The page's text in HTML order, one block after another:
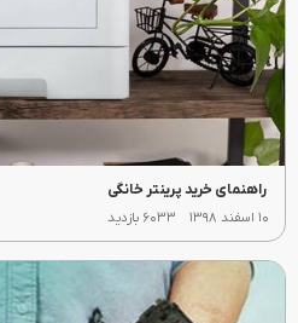
راهنمای خرید پرینتر خانگی
۱۰ اسفند ۱۳۹۸ ۶۰۳۳ بازدید